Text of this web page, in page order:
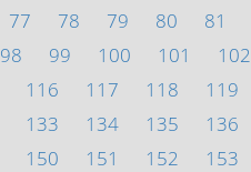
77 78 79 80 81
98 99 100 101 102
116 117 118 119
133 134 135 136
150 151 152 153